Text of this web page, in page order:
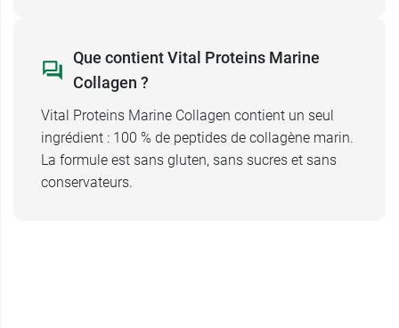
Que contient Vital Proteins Marine
Collagen ?
Vital Proteins Marine Collagen contient un seul
ingrédient : 100 % de peptides de collagène marin.
La formule est sans gluten, sans sucres et sans
conservateurs.